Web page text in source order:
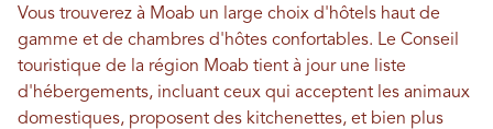
Vous trouverez à Moab un large choix d'hôtels haut de
gamme et de chambres d'hôtes confortables. Le Conseil
touristique de la région Moab tient à jour une liste
d'hébergements, incluant ceux qui acceptent les animaux
domestiques, proposent des kitchenettes, et bien plus